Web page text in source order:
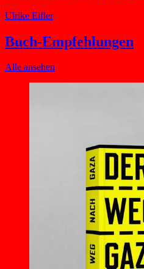
Ulrike Eifler
Buch-Empfehlungen
Alle ansehen